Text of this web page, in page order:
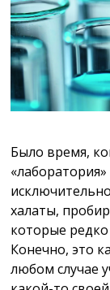
Было время,
халаты,
которые редко
Конечно, это
любом случае